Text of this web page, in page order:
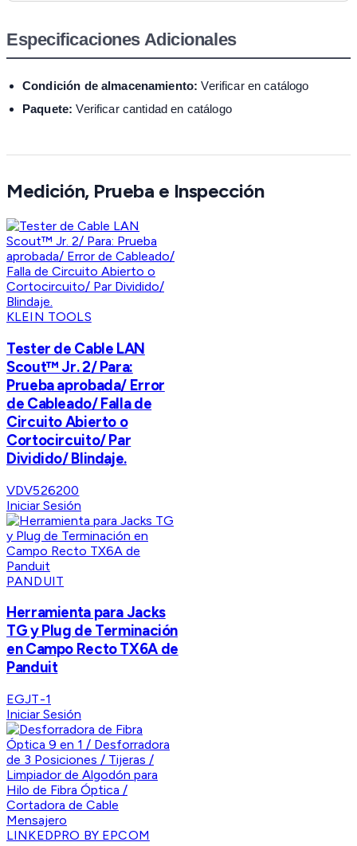
Especificaciones Adicionales
Condición de almacenamiento: Verificar en catálogo
Paquete: Verificar cantidad en catálogo
Medición, Prueba e Inspección
KLEIN TOOLS
Tester de Cable LAN
Scout™ Jr. 2/ Para:
Prueba aprobada/ Error
de Cableado/ Falla de
Circuito Abierto o
Cortocircuito/ Par
Dividido/ Blindaje.
VDV526200
Iniciar Sesión
PANDUIT
Herramienta para Jacks
TG y Plug de Terminación
en Campo Recto TX6A de
Panduit
EGJT-1
Iniciar Sesión
LINKEDPRO BY EPCOM